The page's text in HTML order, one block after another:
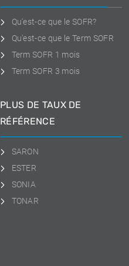
Qu'est-ce que le SOFR?
Qu'est-ce que le Term SOFR
Term SOFR 1 mois
Term SOFR 3 mois
PLUS DE TAUX DE
RÉFÉRENCE
SARON
ESTER
SONIA
TONAR